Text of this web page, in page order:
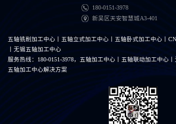
180-0151-3978
新吴区天安智慧城A3-401
五轴铣削加工中心丨五轴立式加工中心丨五轴卧式加工中心丨
丨无锡五轴加工中心
服务热线：180-0151-3978，五轴加工中心丨五轴联动加工中心
五轴加工中心解决方案